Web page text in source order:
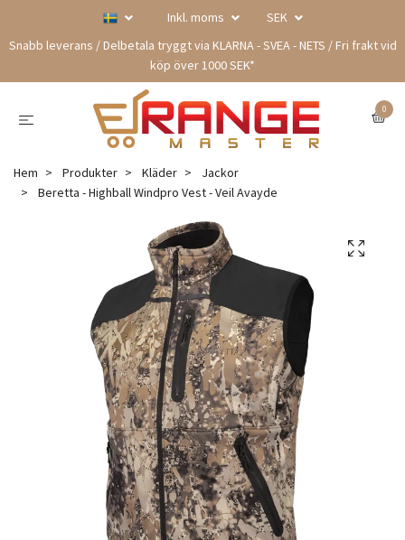
Inkl. moms
SEK
Snabb leverans / Delbetala tryggt via KLARNA - SVEA - NETS / Fri frakt vid
köp över 1000 SEK*
0
Hem Produkter Kläder
Jackor
Beretta - Highball Windpro Vest - Veil Avayde